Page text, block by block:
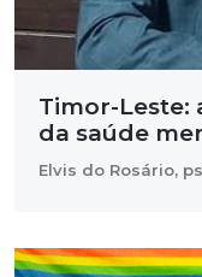
Timor-Leste:
da saúde
Elvis do Rosário,